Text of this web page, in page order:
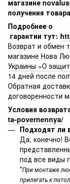
магазине
получения
Подробнее о
гарантии тут:
Возврат и обмен
магазине Нова
Украины «О
14 дней после
Обратная
договоренности
Условия
ta-povernennya/
Подходят ли
Да, конечно!
под все виды
*При монтаже
прилегать к